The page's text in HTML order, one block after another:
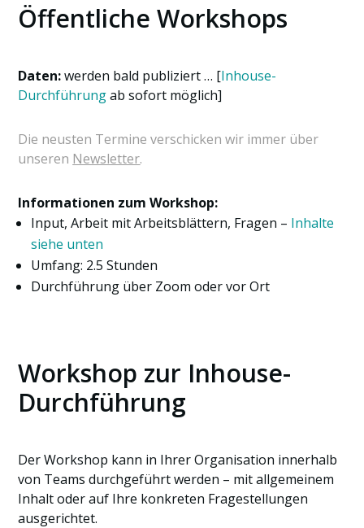
Öffentliche Workshops
Daten:werden bald publiziert … [Inhouse-
Durchführungab sofort möglich]
Die neusten Termine verschicken wir immer über
unseren Newsletter.
Informationen zum Workshop:
Input, Arbeit mit Arbeitsblättern, Fragen – Inhalte
siehe unten
Umfang: 2.5 Stunden
Durchführung über Zoom oder vor Ort
Workshop zur Inhouse-
Durchführung
Der Workshop kann in Ihrer Organisation innerhalb
von Teams durchgeführt werden – mit allgemeinem
Inhalt oder auf Ihre konkreten Fragestellungen
ausgerichtet.